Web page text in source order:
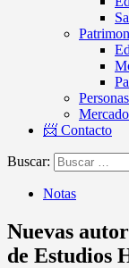
📨 Contacto
Buscar:
Notas
Nuevas
de Estudios